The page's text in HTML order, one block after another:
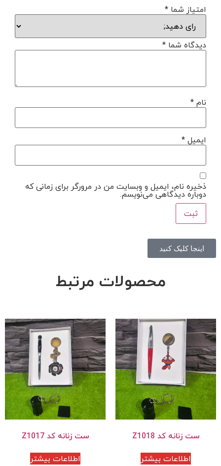
امتیاز شما *
دیدگاه شما *
نام*
ایمیل*
ذخیره نام، ایمیل و وبسایت من در مرورگر برای زمانی که
دوباره دیدگاهی می‌نویسم.
اینجا کلیک کنید
محصولات مرتبط
ست زنانه کد Z1018
اطلاعات بیشتر
ست زنانه کد Z1017
اطلاعات بیشتر